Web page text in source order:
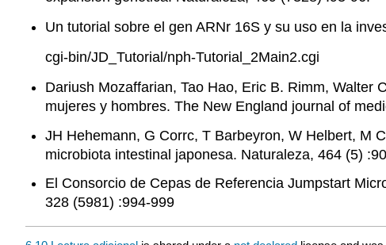
Un tutorial sobre el gen ARNr 16S y su uso en la
cgi-bin/JD_Tutorial/nph-Tutorial_2Main2.cgi
Dariush Mozaffarian, Tao Hao, Eric B. Rimm, Walter
mujeres y hombres. The New England journal of
JH Hehemann, G Corrc, T Barbeyron, W Helbert, M
microbiota intestinal japonesa. Naturaleza, 464 (5)
El Consorcio de Cepas de Referencia Jumpstart
328 (5981) :994-999